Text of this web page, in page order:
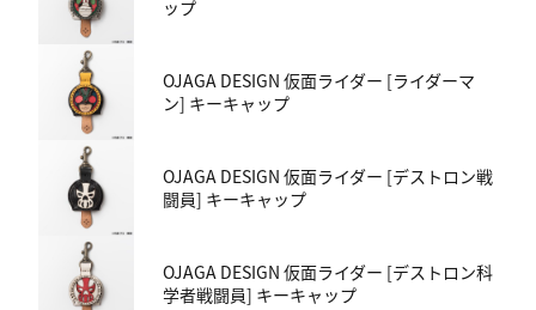
ップ
OJAGA DESIGN 仮面ライダー [ライダーマ
ン] キーキャップ
OJAGA DESIGN 仮面ライダー [デストロン戦
闘員] キーキャップ
OJAGA DESIGN 仮面ライダー [デストロン科
学者戦闘員] キーキャップ